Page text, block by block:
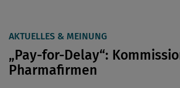
AKTUELLES & MEINUNG
„Pay-for-Delay“:
Pharmafirmen